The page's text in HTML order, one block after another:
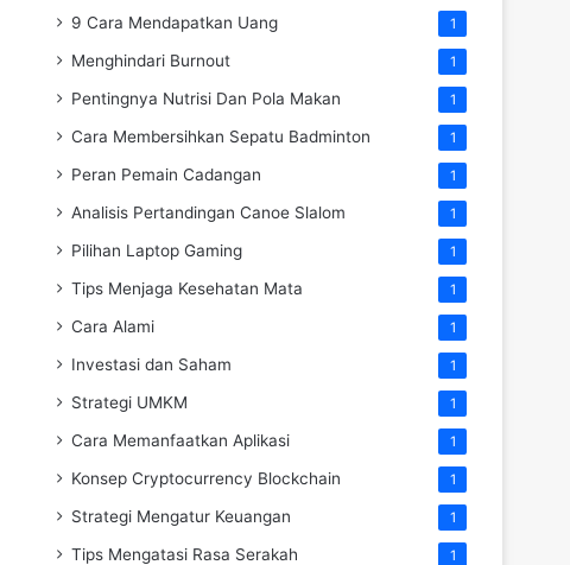
9 Cara Mendapatkan Uang 1
Menghindari Burnout 1
Pentingnya Nutrisi Dan Pola Makan 1
Cara Membersihkan Sepatu Badminton 1
Peran Pemain Cadangan 1
Analisis Pertandingan Canoe Slalom 1
Pilihan Laptop Gaming 1
Tips Menjaga Kesehatan Mata 1
Cara Alami 1
Investasi dan Saham 1
Strategi UMKM 1
Cara Memanfaatkan Aplikasi 1
Konsep Cryptocurrency Blockchain 1
Strategi Mengatur Keuangan 1
Tips Mengatasi Rasa Serakah 1